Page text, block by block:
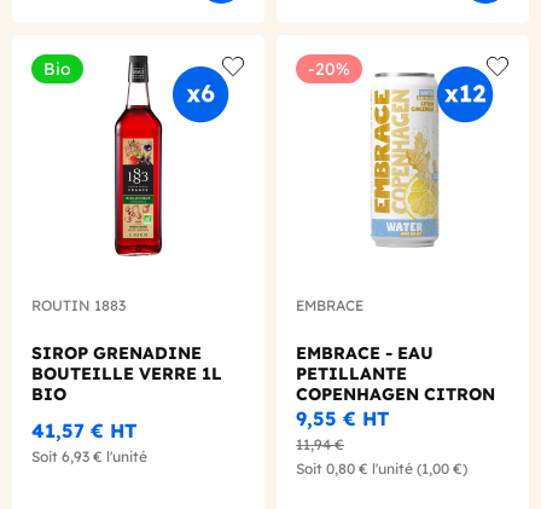
Bio
Add to wishlist
ROUTIN 1883
SIROP GRENADINE
BOUTEILLE VERRE 1L
BIO
41,57 € HT
Soit 6,93 € l'unité
-20%
Add
EMBRACE
EMBRACE - EAU
PETILLANTE
COPENHAGEN CITRON
GINGEMBRE CANETTE
330ML X12
9,55 € HT
11,94 €
Soit 0,80 € l'unité (1,00 €)